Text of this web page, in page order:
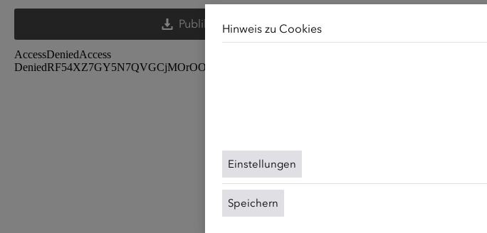
Publikation herunterladen
Hinweis zu Cookies
Einstellungen
Speichern